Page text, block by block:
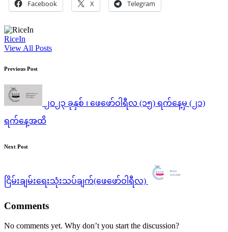
Facebook X Telegram
RiceIn
View All Posts
Post
navigation
Previous Post
၂၀၂၃ ခုနှစ် ၊ ဖေဖော်ဝါရီလ (၁၅) ရက်နေ့မှ (၂၁)
ရက်‌နေ့အထိ
Next Post
ငြိမ်းချမ်း‌‌ရေးသုံးသပ်ချက်(‌‌ဖေဖော်ဝါရီလ)
Comments
No comments yet. Why don’t you start the discussion?